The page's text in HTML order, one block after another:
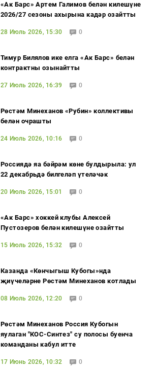
«Ак Барс» Артем Галимов белән килешүне
2026/27 сезоны ахырына кадәр озайтты
28 Июль 2026, 15:30 0
Тимур Билялов ике елга «Ак Барс» белән
контрактны озынайтты
27 Июль 2026, 16:39 0
Рөстәм Миңнеханов «Рубин» коллективы
белән очрашты
24 Июль 2026, 10:16 0
Россиядә яңа бәйрәм көне булдырыла: ул
22 декабрьдә билгеләп үтеләчәк
20 Июль 2026, 15:01 0
«Ак Барс» хоккей клубы Алексей
Пустозеров белән килешүне озайтты
15 Июль 2026, 15:32 0
Казанда «Көнчыгыш Кубогы»нда
җиңүчеләрне Рөстәм Миңнеханов котлады
08 Июль 2026, 12:20 0
Рөстәм Миңнеханов Россия Кубогын
яулаган "КОС-Синтез" су полосы буенча
команданы кабул итте
17 Июнь 2026, 10:32 0